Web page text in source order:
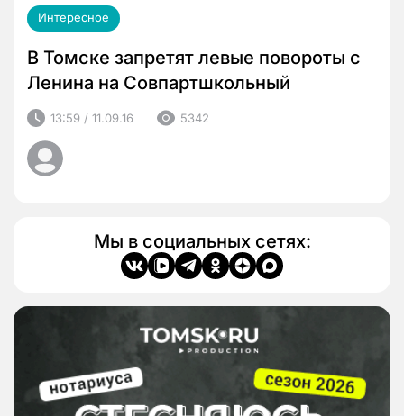
Интересное
В Томске запретят левые повороты с
Ленина на Совпартшкольный
13:59 / 11.09.16 5342
Мы в социальных сетях: